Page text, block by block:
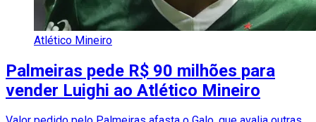
Atlético Mineiro
Palmeiras pede R$ 90 milhões para
vender Luighi ao Atlético Mineiro